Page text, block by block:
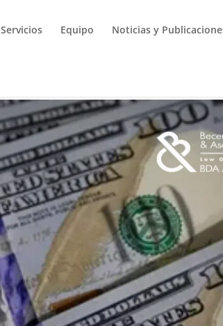
Servicios Equipo Noticias y